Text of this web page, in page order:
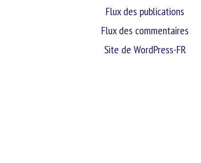
Flux des publications
Flux des commentaires
Site de WordPress-FR